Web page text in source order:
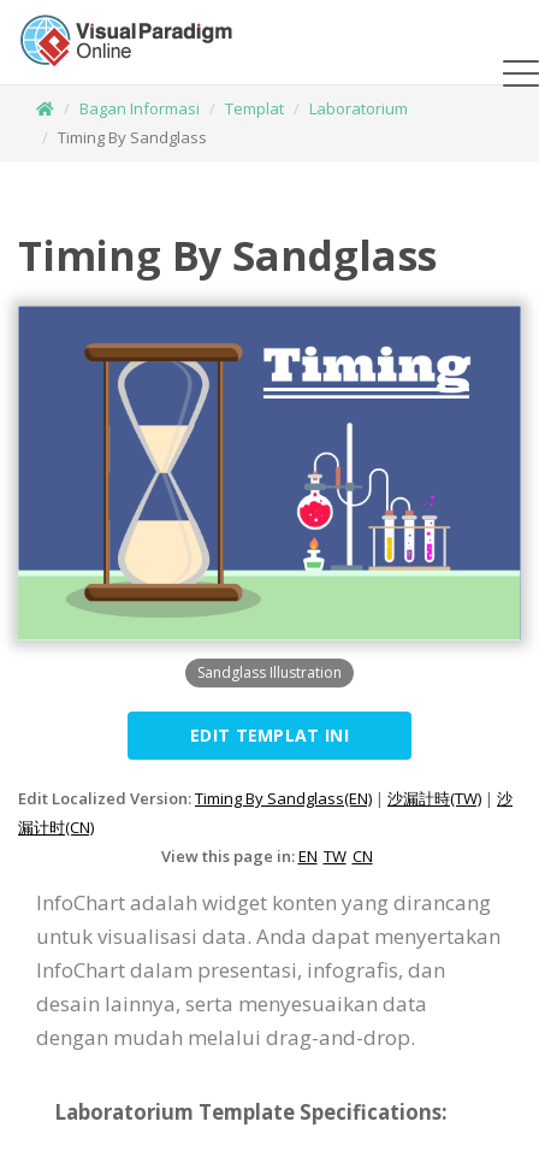
Bagan Informasi Templat
Laboratorium
Timing By Sandglass
Timing By Sandglass
Sandglass Illustration
EDIT TEMPLAT INI
Edit Localized Version:Timing By Sandglass(EN) | 沙漏計時(TW) | 沙
漏计时(CN)
View this page in:EN TW CN
InfoChart adalah widget konten yang dirancang
untuk visualisasi data. Anda dapat menyertakan
InfoChart dalam presentasi, infografis, dan
desain lainnya, serta menyesuaikan data
dengan mudah melalui drag-and-drop.
Laboratorium Template Specifications: